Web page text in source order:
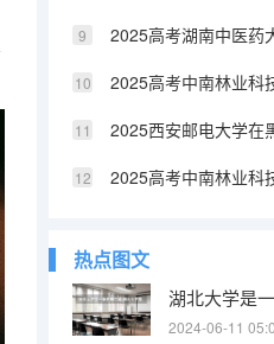
2025西安邮电大学在
热点图文
2024-06-11